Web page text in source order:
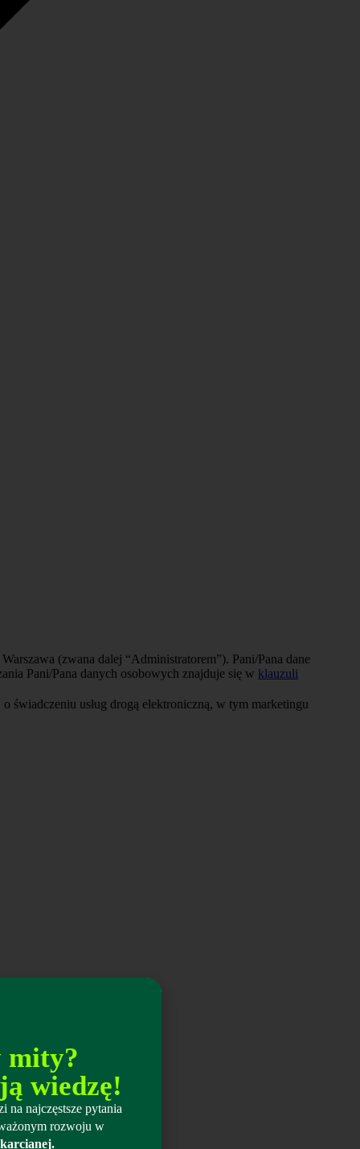
(zwana dalej “Administratorem”). Pani/Pana dane
Pani/Pana danych osobowych znajduje się w klauzuli
usług drogą elektroniczną, w tym marketingu
mity?
wiedzę!
na najczęstsze pytania
rozwoju w